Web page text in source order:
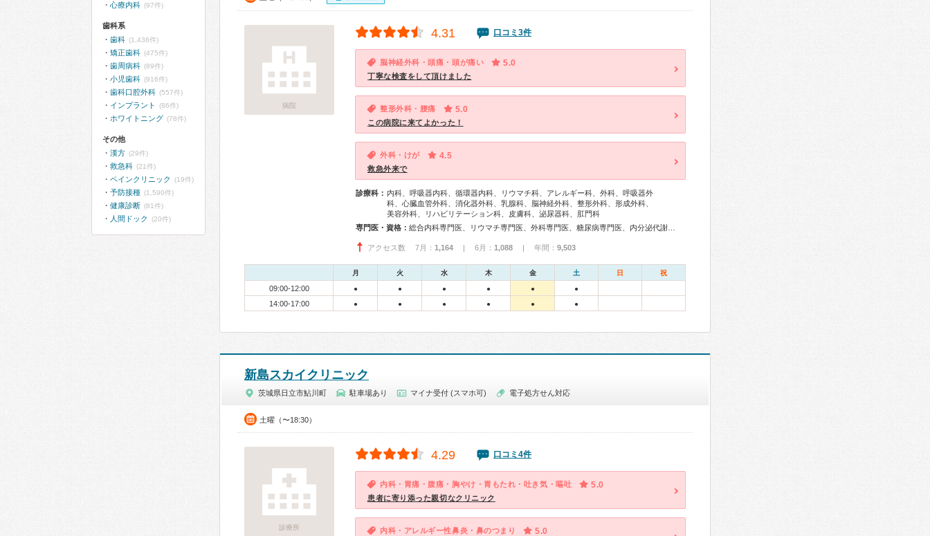
病院
4.31 口コミ3件
脳神経外科・頭痛・頭が痛い 5.0
丁寧な検査をして頂けました
整形外科・腰痛 5.0
この病院に来てよかった！
外科・けが 4.5
救急外来で
診療科： 内科、呼吸器内科、循環器内科、リウマチ科、アレルギー科、外科、呼吸器外
科、心臓血管外科、消化器外科、乳腺科、脳神経外科、整形外科、形成外科、
美容外科、リハビリテーション科、皮膚科、泌尿器科、肛門科
専門医・資格：
アクセス数 7月： 1,164 | 6月： 1,088 | 年間： 9,503
月 火 水 木 金 土 日 祝
09:00-12:00 ● ● ● ● ● ●
14:00-17:00 ● ● ● ● ● ●
新島スカイクリニック
茨城県日立市鮎川町 駐車場あり マイナ受付 (スマホ可) 電子処方せん対応
土曜（〜18:30）
診療所
4.29 口コミ4件
内科・胃痛・腹痛・胸やけ・胃もたれ・吐き気・嘔吐 5.0
患者に寄り添った親切なクリニック
内科・アレルギー性鼻炎・鼻のつまり 5.0
心療内科 (97件)
歯科系
歯科 (1,436件)
矯正歯科 (475件)
歯周病科 (89件)
小児歯科 (916件)
歯科口腔外科 (557件)
インプラント (86件)
ホワイトニング (78件)
その他
漢方 (29件)
救急科 (21件)
ペインクリニック (19件)
予防接種 (1,590件)
健康診断 (81件)
人間ドック (20件)